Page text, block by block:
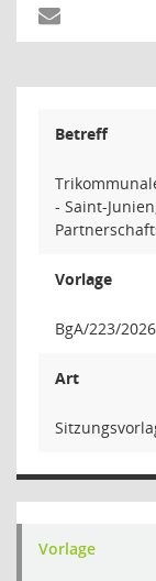
Betreff
- Saint-
Vorlage
BgA/223/2026
Art
Vorlage